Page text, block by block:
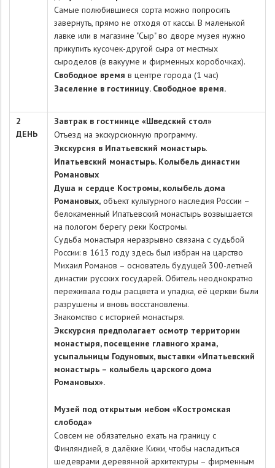
Самые полюбившиеся сорта можно попросить
завернуть, прямо не отходя от кассы. В маленькой
лавке или в магазине "Сыр" во дворе музея нужно
прикупить кусочек-другой сыра от местных
сыроделов (в вакууме и фирменных коробочках).
Свободное время в центре города (1 час)
Заселение в гостиницу. Свободное время.
2
ДЕНЬ
Завтрак в гостинице «Шведский стол»
Отъезд на экскурсионную программу.
Экскурсия в Ипатьевский монастырь.
Ипатьевский монастырь. Колыбель династии
Романовых
Душа и сердце Костромы, колыбель дома
Романовых, объект культурного наследия России –
белокаменный Ипатьевский монастырь возвышается
на пологом берегу реки Костромы.
Судьба монастыря неразрывно связана с судьбой
России: в 1613 году здесь был избран на царство
Михаил Романов – основатель будущей 300-летней
династии русских государей. Обитель неоднократно
переживала годы расцвета и упадка, её церкви были
разрушены и вновь восстановлены.
Знакомство с историей монастыря.
Экскурсия предполагает осмотр территории
монастыря, посещение главного храма,
усыпальницы Годуновых, выставки «Ипатьевский
монастырь – колыбель царского дома
Романовых».
Музей под открытым небом «Костромская
слобода»
Совсем не обязательно ехать на границу с
Финляндией, в далёкие Кижи, чтобы насладиться
шедеврами деревянной архитектуры – фирменным